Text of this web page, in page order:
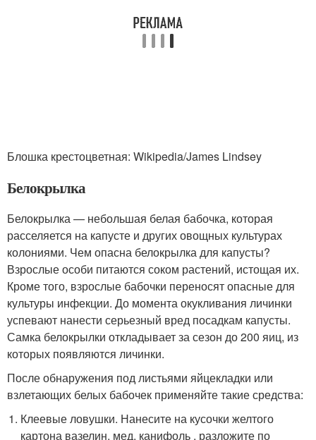
Блошка крестоцветная: Wikipedia/James Lindsey
Белокрылка
Белокрылка — небольшая белая бабочка, которая
расселяется на капусте и других овощных культурах
колониями. Чем опасна белокрылка для капусты?
Взрослые особи питаются соком растений, истощая их.
Кроме того, взрослые бабочки переносят опасные для
культуры инфекции. До момента окукливания личинки
успевают нанести серьезный вред посадкам капусты.
Самка белокрылки откладывает за сезон до 200 яиц, из
которых появляются личинки.
После обнаружения под листьями яйцекладки или
взлетающих белых бабочек применяйте такие средства:
Клеевые ловушки. Нанесите на кусочки желтого
картона вазелин, мед, канифоль , разложите по